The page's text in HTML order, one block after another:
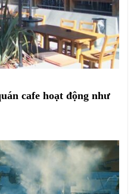
cafe hoạt động như